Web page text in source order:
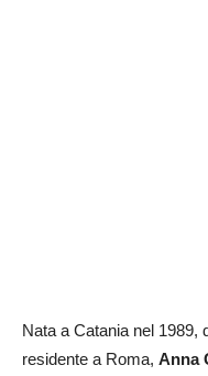
Nata a Catania nel 1989,
residente a Roma, Anna